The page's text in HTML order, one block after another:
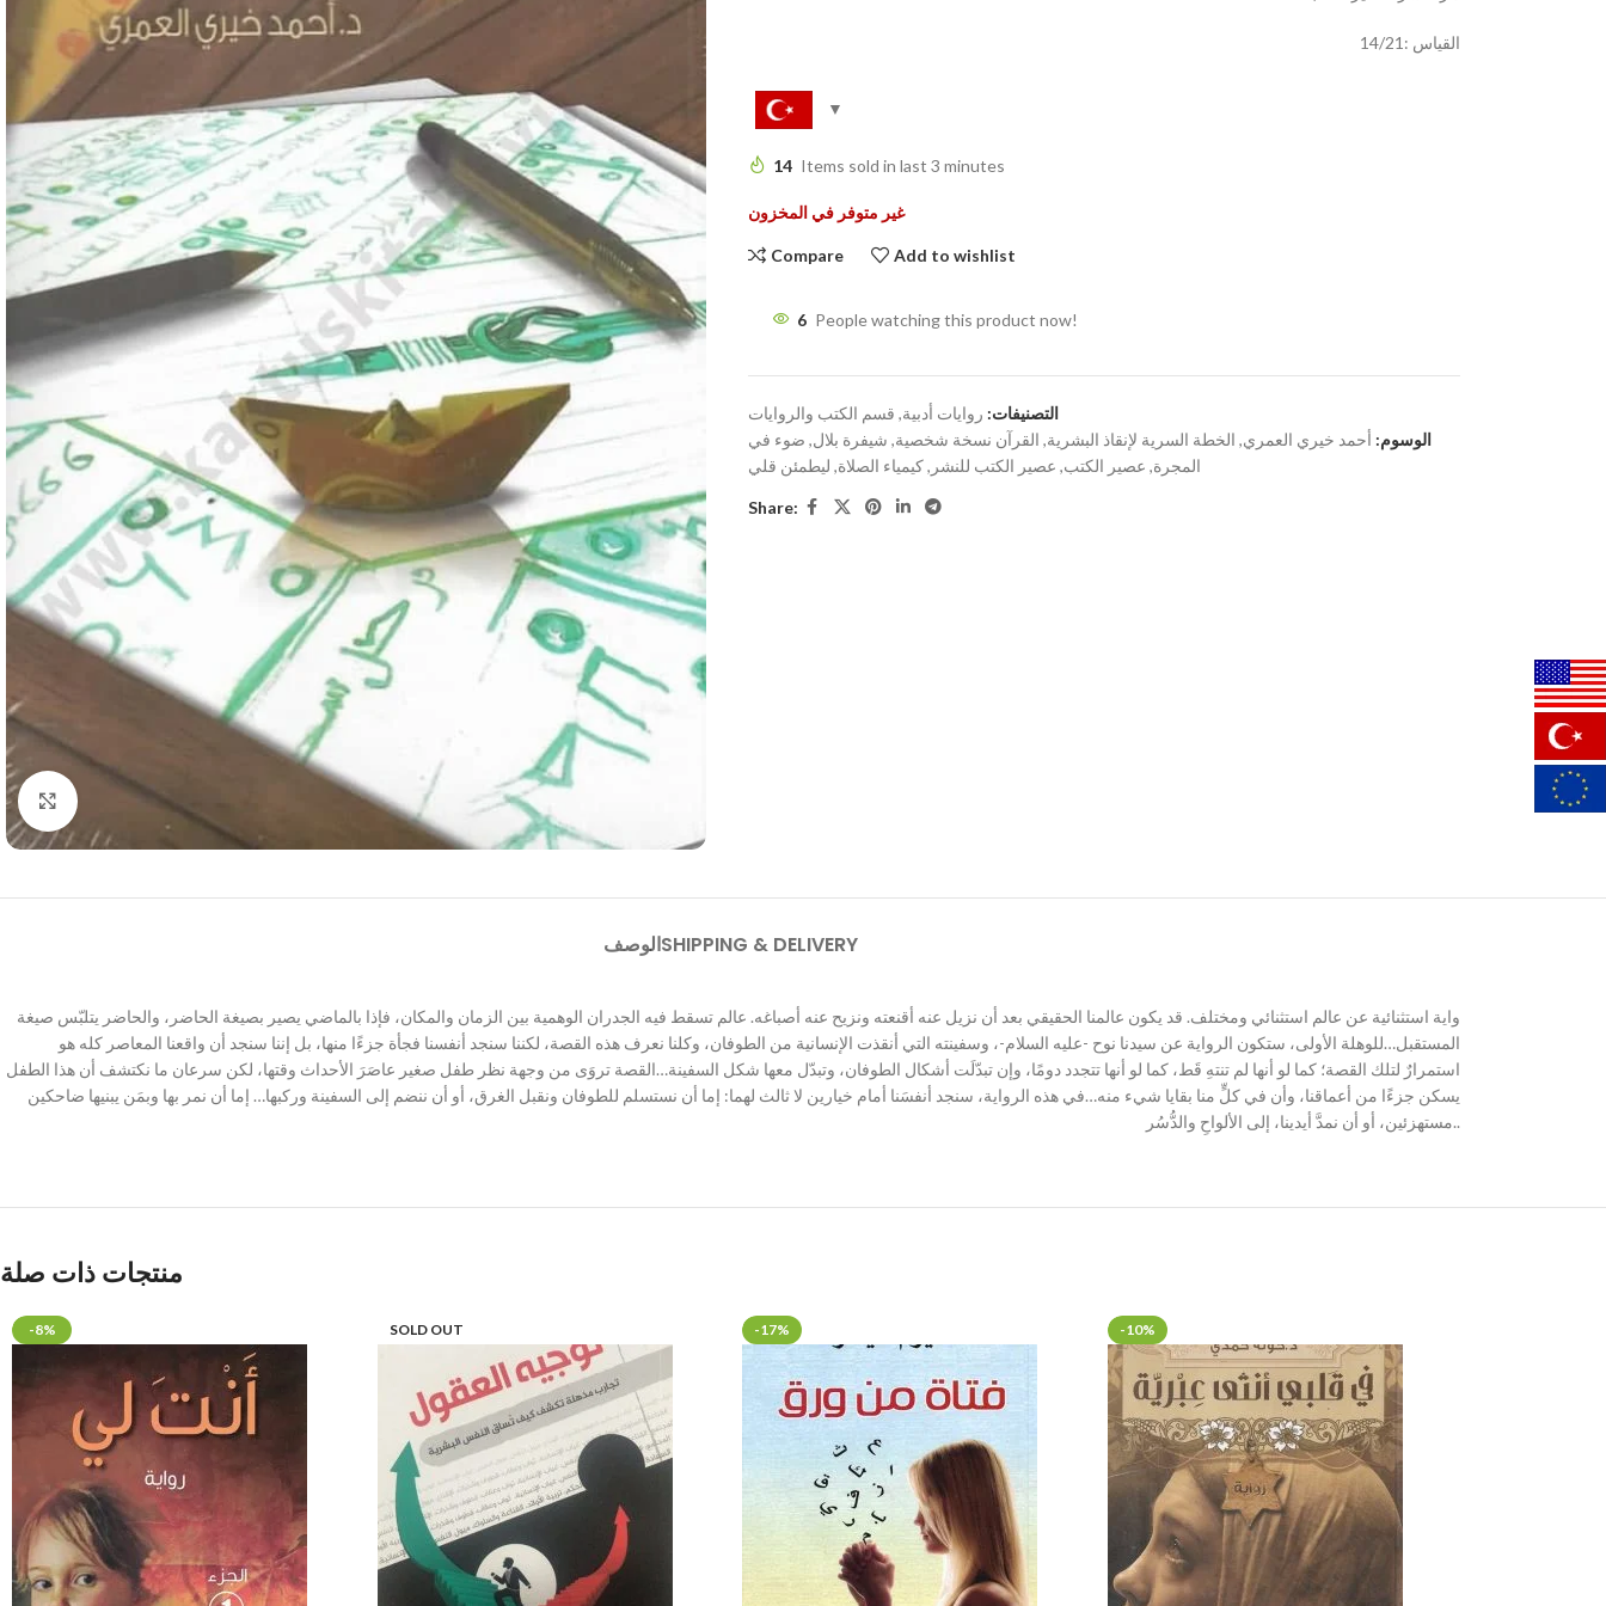
Click to enlarge
القياس :14/21
14 Items sold in last 3 minutes
غير متوفر في المخزون
Compare Add to wishlist
6 People watching this product now!
التصنيفات: روايات أدبية, قسم الكتب والروايات
الوسوم: أحمد خيري العمري, الخطة السرية لإنقاذ البشرية, القرآن نسخة شخصية, شيفرة بلال, ضوء في
المجرة, عصير الكتب, عصير الكتب للنشر ,كيمياء الصلاة, ليطمئن قلي
Share:
الوصفSHIPPING & DELIVERY
واية استثنائية عن عالم استثنائي ومختلف. قد يكون عالمنا الحقيقي بعد أن نزيل عنه أقنعته ونزيح عنه أصباغه. عالم تسقط فيه الجدران الوهمية بين الزمان والمكان، فإذا بالماضي يصير بصيغة الحاضر، والحاضر يتلبّس صيغة
المستقبل…للوهلة الأولى، ستكون الرواية عن سيدنا نوح -عليه السلام-، وسفينته التي أنقذت الإنسانية من الطوفان، وكلنا نعرف هذه القصة، لكننا سنجد أنفسنا فجأة جزءًا منها، بل إننا سنجد أن واقعنا المعاصر كله هو
استمرارٌ لتلك القصة؛ كما لو أنها لم تنتهِ قَط، كما لو أنها تتجدد دومًا، وإن تبدّلَت أشكال الطوفان، وتبدّل معها شكل السفينة…القصة تروَى من وجهة نظر طفل صغير عاصَرَ الأحداث وقتها، لكن سرعان ما نكتشف أن هذا الطفل
يسكن جزءًا من أعماقنا، وأن في كلٍّ منا بقايا شيء منه…في هذه الرواية، سنجد أنفسَنا أمام خيارين لا ثالث لهما: إما أن نستسلم للطوفان ونقبل الغرق، أو أن ننضم إلى السفينة وركبها… إما أن نمر بها وبمَن يبنيها ضاحكين
مستهزئين، أو أن نمدَّ أيدينا، إلى الألواحِ والدُّسُر..
منتجات ذات صلة
-8% SOLD OUT -17% -10%